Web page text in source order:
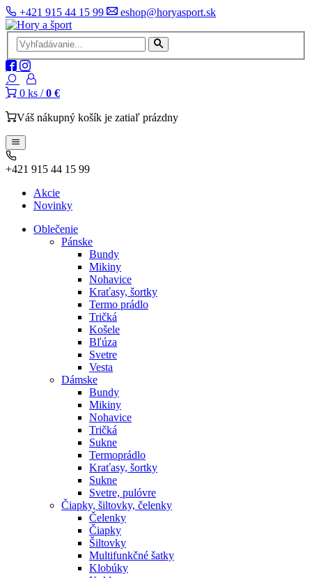
+421 915 44 15 99 eshop@horyasport.sk
0 ks / 0 €
Váš nákupný košík je zatiaľ prázdny
+421 915 44 15 99
Akcie
Novinky
Oblečenie
Pánske
Bundy
Mikiny
Nohavice
Kraťasy, šortky
Termo prádlo
Tričká
Košele
Bľúza
Svetre
Vesta
Dámske
Bundy
Mikiny
Nohavice
Tričká
Sukne
Termoprádlo
Kraťasy, šortky
Sukne
Svetre, pulóvre
Čiapky, šiltovky, čelenky
Čelenky
Čiapky
Šiltovky
Multifunkčné šatky
Klobúky